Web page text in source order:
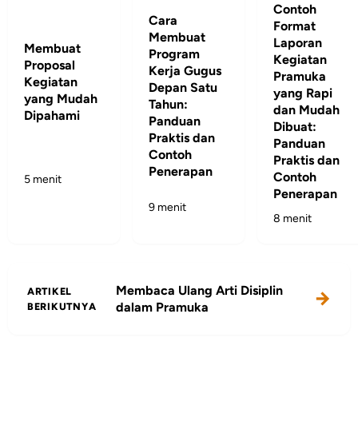
Membuat
Proposal
Kegiatan
yang Mudah
Dipahami
5 menit
Cara
Membuat
Program
Kerja Gugus
Depan Satu
Tahun:
Panduan
Praktis dan
Contoh
Penerapan
9 menit
Contoh
Format
Laporan
Kegiatan
Pramuka
yang Rapi
dan Mudah
Dibuat:
Panduan
Praktis dan
Contoh
Penerapan
8 menit
ARTIKEL
BERIKUTNYA
Membaca Ulang Arti Disiplin
dalam Pramuka